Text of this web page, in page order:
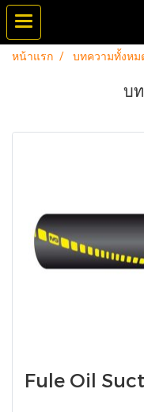
หน้าแรก บทความทั้งหม
บ
Fule Oil